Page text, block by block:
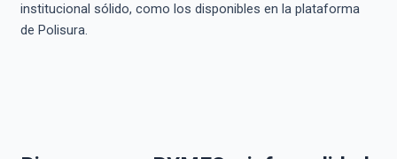
institucional sólido, como los disponibles en la plataforma
de Polisura.